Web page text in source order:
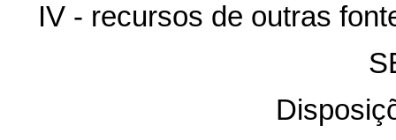
IV - recursos de outras